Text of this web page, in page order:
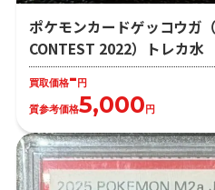
ポケモンカードゲッコウガ
CONTEST 2022）トレカ水
買取価格-円
質参考価格5,000円